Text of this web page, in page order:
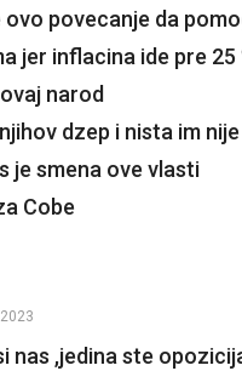
ovo povecanje da
jer inflacina ide pre 25
narod
dzep i nista im
je smena ove vlasti
Cobe
nas ,jedina ste